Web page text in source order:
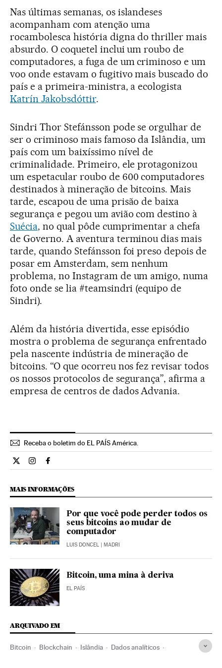
Nas últimas semanas, os islandeses
acompanham com atenção uma
rocambolesca história digna do thriller mais
absurdo. O coquetel inclui um roubo de
computadores, a fuga de um criminoso e um
voo onde estavam o fugitivo mais buscado do
país e a primeira-ministra, a ecologista
Katrín Jakobsdóttir.
Sindri Thor Stefánsson pode se orgulhar de
ser o criminoso mais famoso da Islândia, um
país com um baixíssimo nível de
criminalidade. Primeiro, ele protagonizou
um espetacular roubo de 600 computadores
destinados à mineração de bitcoins. Mais
tarde, escapou de uma prisão de baixa
segurança e pegou um avião com destino à
Suécia, no qual pôde cumprimentar a chefa
de Governo. A aventura terminou dias mais
tarde, quando Stefánsson foi preso depois de
posar em Amsterdam, sem nenhum
problema, no Instagram de um amigo, numa
foto onde se lia #teamsindri (equipo de
Sindri).
Além da história divertida, esse episódio
mostra o problema de segurança enfrentado
pela nascente indústria de mineração de
bitcoins. “O que ocorreu nos fez revisar todos
os nossos protocolos de segurança”, afirma a
empresa de centros de dados Advania.
Receba o boletim do EL PAÍS América.
Economia El País Brasil en Twitter
Economia El País Brasil en Instagram
Economia El País Brasil en Facebook
MAIS INFORMAÇÕES
Por que você pode perder todos os
seus bitcoins ao mudar de
computador
LUIS DONCEL | MADRI
Bitcoin, uma mina à deriva
EL PAÍS
ARQUIVADO EM
Bitcoin Blockchain Islândia Dados analíticos